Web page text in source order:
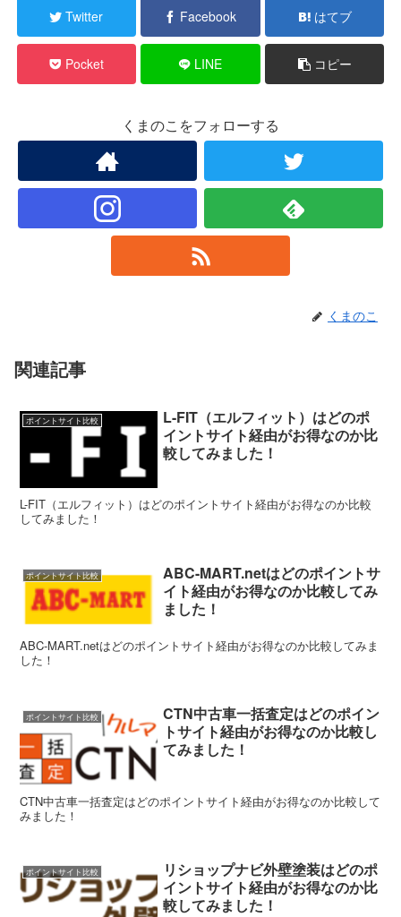
Twitter Facebook はてブ
Pocket LINE コピー
くまのこをフォローする
くまのこ
関連記事
ポイントサイト比較
L-FIT（エルフィット）はどのポ
イントサイト経由がお得なのか比
較してみました！
L-FIT（エルフィット）はどのポイントサイト経由がお得なのか比較
してみました！
ポイントサイト比較
ABC-MART.netはどのポイントサ
イト経由がお得なのか比較してみ
ました！
ABC-MART.netはどのポイントサイト経由がお得なのか比較してみま
した！
ポイントサイト比較
CTN中古車一括査定はどのポイン
トサイト経由がお得なのか比較し
てみました！
CTN中古車一括査定はどのポイントサイト経由がお得なのか比較して
みました！
ポイントサイト比較
リショップナビ外壁塗装はどのポ
イントサイト経由がお得なのか比
較してみました！